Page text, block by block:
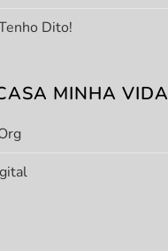
Dito!
MINHA VIDA